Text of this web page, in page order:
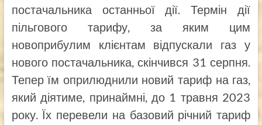
постачальника останньої дії. Термін дії
пільгового тарифу, за яким цим
новоприбулим клієнтам відпускали газ у
нового постачальника, скінчився 31 серпня.
Тепер їм оприлюднили новий тариф на газ,
який діятиме, принаймні, до 1 травня 2023
року. Їх перевели на базовий річний тариф